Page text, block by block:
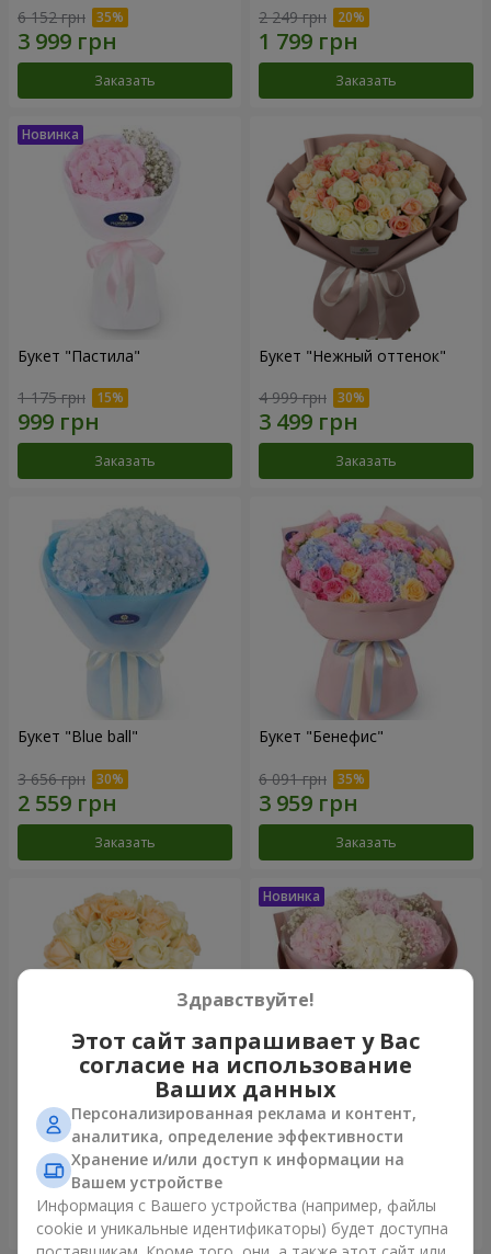
6 152 грн
Заказать
2 249 грн
Заказать
Букет "Пастила"
1 175 грн
Заказать
Букет "Нежный оттенок"
4 999 грн
Заказать
Букет "Blue ball"
3 656 грн
Заказать
Букет "Бенефис"
6 091 грн
Заказать
Микс “Нежность” из 21 розы
1 999 грн
Заказать
Букет "Искренность"
3 545 грн
Заказать
Здравствуйте!
Этот сайт запрашивает у Вас
согласие на использование
Ваших данных
Персонализированная реклама и контент,
аналитика, определение эффективности
Хранение и/или доступ к информации на
Вашем устройстве
Информация с Вашего устройства (например, файлы
cookie и уникальные идентификаторы) будет доступна